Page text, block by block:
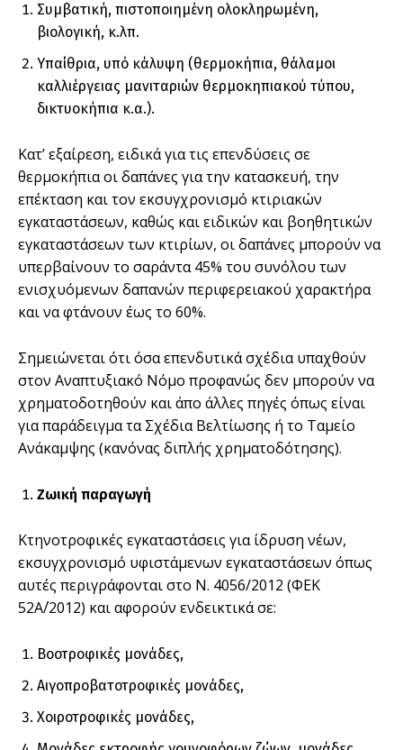
Συµβατική, πιστοποιηµένη ολοκληρωµένη,
βιολογική, κ.λπ.
Υπαίθρια, υπό κάλυψη (θερµοκήπια, θάλαµοι
καλλιέργειας µανιταριών θερµοκηπιακού τύπου,
δικτυοκήπια κ.α.).
Κατ’ εξαίρεση, ειδικά για τις επενδύσεις σε
θερµοκήπια οι δαπάνες για την κατασκευή, την
επέκταση και τον εκσυγχρονισµό κτιριακών
εγκαταστάσεων, καθώς και ειδικών και βοηθητικών
εγκαταστάσεων των κτιρίων, οι δαπάνες µπορούν να
υπερβαίνουν το σαράντα 45% του συνόλου των
ενισχυόµενων δαπανών περιφερειακού χαρακτήρα
και να φτάνουν έως το 60%.
Σηµειώνεται ότι όσα επενδυτικά σχέδια υπαχθούν
στον Αναπτυξιακό Νόµο προφανώς δεν µπορούν να
χρηµατοδοτηθούν και άπο άλλες πηγές όπως είναι
για παράδειγµα τα Σχέδια Βελτίωσης ή το Ταµείο
Ανάκαµψης (κανόνας διπλής χρηµατοδότησης).
Ζωική παραγωγή
Κτηνοτροφικές εγκαταστάσεις για ίδρυση νέων,
εκσυγχρονισµό υφιστάµενων εγκαταστάσεων όπως
αυτές περιγράφονται στο Ν. 4056/2012 (ΦΕΚ
52Α΄/2012) και αφορούν ενδεικτικά σε:
Βοοτροφικές µονάδες,
Αιγοπροβατοτροφικές µονάδες,
Χοιροτροφικές µονάδες,